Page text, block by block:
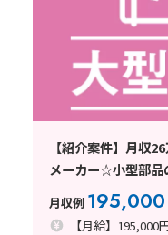
【紹介案件】月収
メーカー☆小型部
月収例 195,000
【月給】195,000